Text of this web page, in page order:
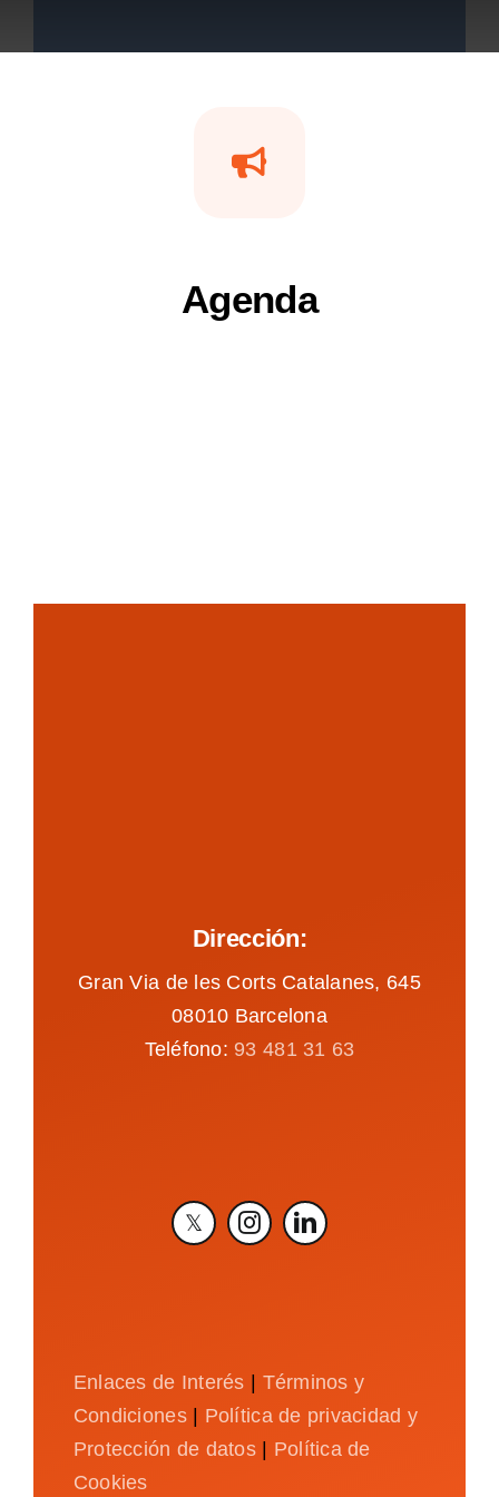
Agenda
Dirección:
Gran Via de les Corts Catalanes, 645
08010 Barcelona
Teléfono: 93 481 31 63
Enlaces de Interés | Términos y
Condiciones| Política de privacidad y
Protección de datos| Política de
Cookies